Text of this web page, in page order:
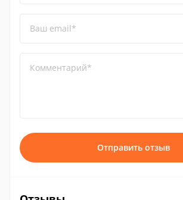
Ваш email*
Комментарий*
Отправить отзыв